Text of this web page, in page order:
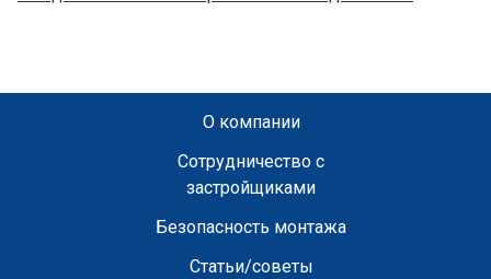
О компании
Сотрудничество с
застройщиками
Безопасность монтажа
Статьи/советы